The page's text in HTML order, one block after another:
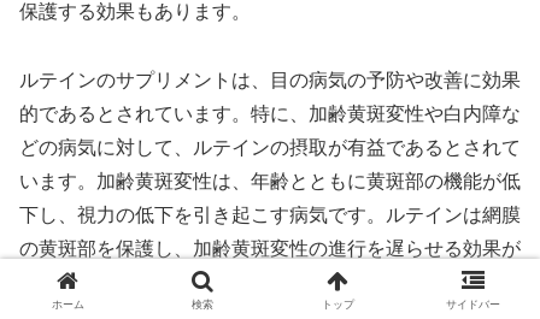
保護する効果もあります。
ルテインのサプリメントは、目の病気の予防や改善に効果
的であるとされています。特に、加齢黄斑変性や白内障な
どの病気に対して、ルテインの摂取が有益であるとされて
います。加齢黄斑変性は、年齢とともに黄斑部の機能が低
下し、視力の低下を引き起こす病気です。ルテインは網膜
の黄斑部を保護し、加齢黄斑変性の進行を遅らせる効果が
あるとされています。また、白内障は水晶体が濁ってしま
ホーム 検索 トップ サイドバー